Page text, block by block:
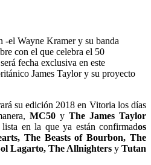
-el Wayne Kramer y su banda
con el que celebra el 50
fecha exclusiva en este
James Taylor y su proyecto
su edición 2018 en Vitoria los días
MC50 yThe James Taylor
en la que ya están confirmados
The Beasts of Bourbon, The
Lagarto, The Allnighters y Tutan